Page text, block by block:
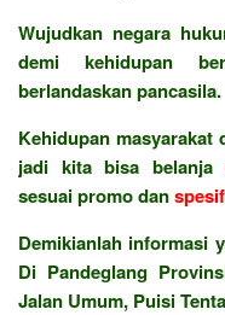
Wujudkan negara
demi kehidupan
berlandaskan pancasila.
Kehidupan
jadi kita bisa belanja
sesuai promo dan
Demikianlah informasi
Di Pandeglang
Jalan Umum, Puisi